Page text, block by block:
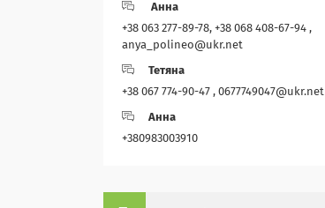
Анна
+38 063 277-89-78, +38 068 408-67-94 ,
anya_polineo@ukr.net
Тетяна
+38 067 774-90-47 , 0677749047@ukr.net
Анна
+380983003910